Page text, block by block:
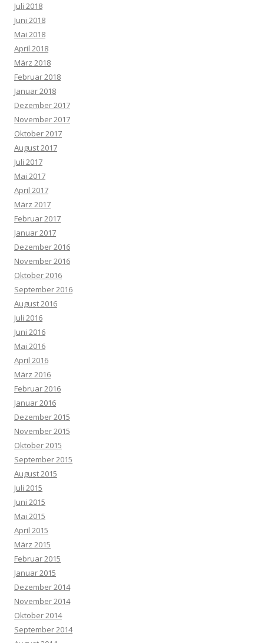
Juli 2018
Juni 2018
Mai 2018
April 2018
März 2018
Februar 2018
Januar 2018
Dezember 2017
November 2017
Oktober 2017
August 2017
Juli 2017
Mai 2017
April 2017
März 2017
Februar 2017
Januar 2017
Dezember 2016
November 2016
Oktober 2016
September 2016
August 2016
Juli 2016
Juni 2016
Mai 2016
April 2016
März 2016
Februar 2016
Januar 2016
Dezember 2015
November 2015
Oktober 2015
September 2015
August 2015
Juli 2015
Juni 2015
Mai 2015
April 2015
März 2015
Februar 2015
Januar 2015
Dezember 2014
November 2014
Oktober 2014
September 2014